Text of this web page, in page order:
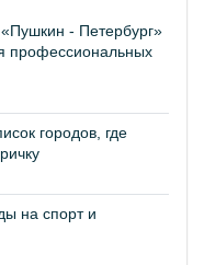
- Петербург»
профессиональных
городов, где
на спорт и